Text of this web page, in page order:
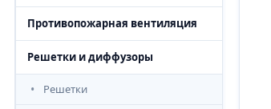
Противопожарная вентиляция
Решетки и диффузоры
Решетки